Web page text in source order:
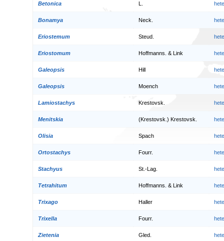
Betonica
Bonamya Neck.
Eriostemum Steud.
Eriostomum Hoffmanns. & Link
Galeopsis Hill
Galeopsis Moench
Lamiostachys Krestovsk.
Menitskia (Krestovsk.) Krestovsk.
Olisia Spach
Ortostachys Fourr.
Stachyus St.-Lag.
Tetrahitum Hoffmanns. & Link
Trixago Haller
Trixella Fourr.
Zietenia Gled.